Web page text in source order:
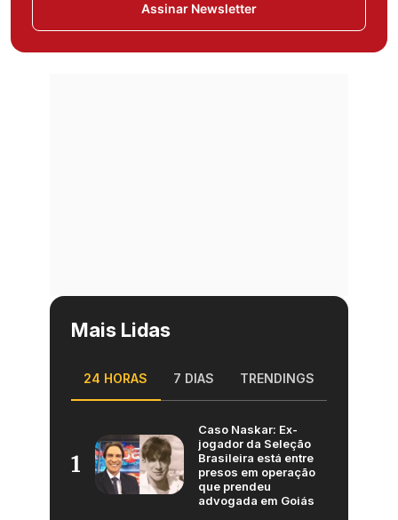
Assinar Newsletter
Mais Lidas
24 HORAS 7 DIAS TRENDINGS
1
Caso Naskar: Ex-
jogador da Seleção
Brasileira está entre
presos em operação
que prendeu
advogada em Goiás